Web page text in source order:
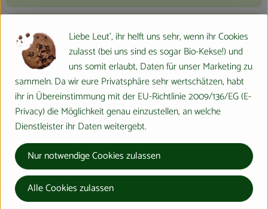
Nährwert-Info
Produktdatenblatt
Herkunft
Hersteller: Vallée Verte
Frankreich
Liebe Leut', ihr helft uns sehr, wenn ihr Cookies
zulasst (bei uns sind es sogar Bio-Kekse!) und
uns somit erlaubt, Daten für unser Marketing zu
sammeln. Da wir eure Privatsphäre sehr wertschätzen, habt
ihr in Übereinstimmung mit der EU-Richtlinie 2009/136/EG (E-
Privacy) die Möglichkeit genau einzustellen, an welche
Dienstleister ihr Daten weitergebt.
Nur notwendige Cookies zulassen
Alle Cookies zulassen